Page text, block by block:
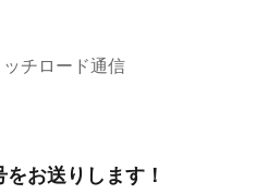
ッチロード通信
お送りします！